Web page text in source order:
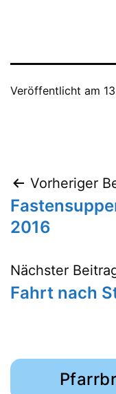
Veröffentlicht am
Vorheriger
2016
Nächster
Fahrt nach